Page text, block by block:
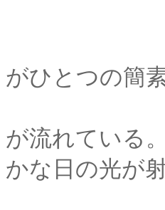
そう言っ
がひとつの簡
きっちり
が流れている
かな日の光が